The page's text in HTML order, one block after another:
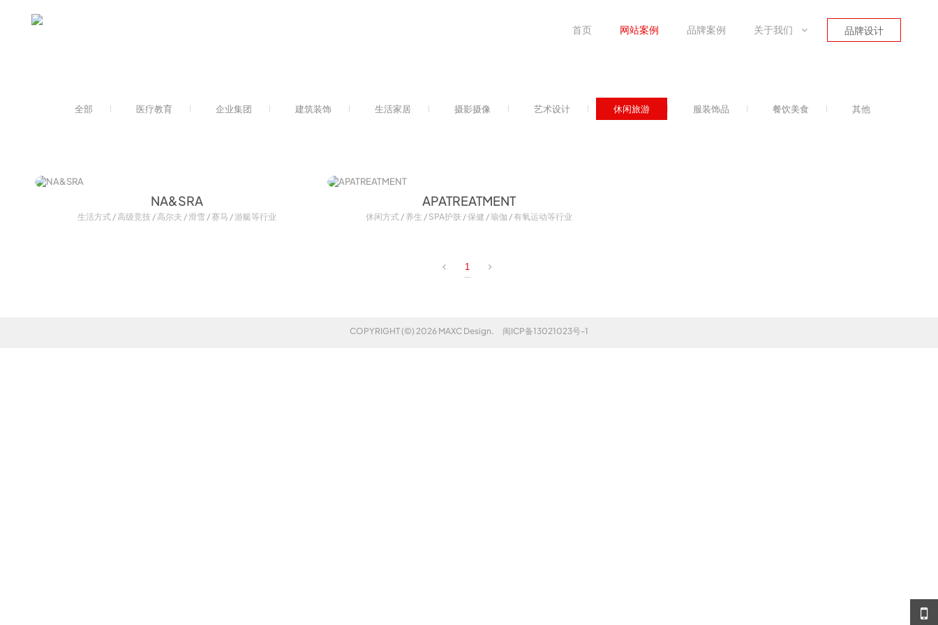
首页 品牌案例 关于我们 品牌设计
全部 医疗教育 企业集团 建筑装饰 生活家居 摄影摄像 艺术设计 休闲旅游 服装饰品 餐饮美食 其他
NA&SRA
生活方式 / 高级竞技 / 高尔夫 / 滑雪 / 赛马 / 游艇等行业
APATREATMENT
休闲方式 / 养生 / SPA护肤 / 保健 / 瑜伽 / 有氧运动等行业
1
COPYRIGHT (©) 2026 MAXC Design. 闽ICP备13021023号-1